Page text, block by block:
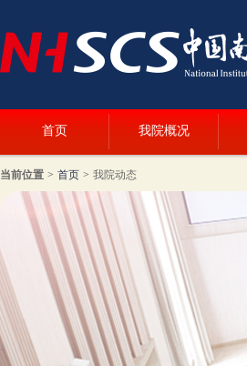
首页 我院概况
当前位置 > 首页 > 我院动态